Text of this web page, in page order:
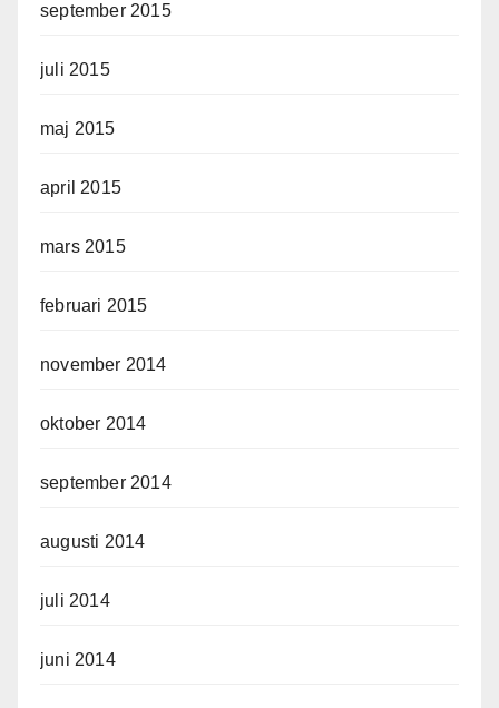
september 2015
juli 2015
maj 2015
april 2015
mars 2015
februari 2015
november 2014
oktober 2014
september 2014
augusti 2014
juli 2014
juni 2014